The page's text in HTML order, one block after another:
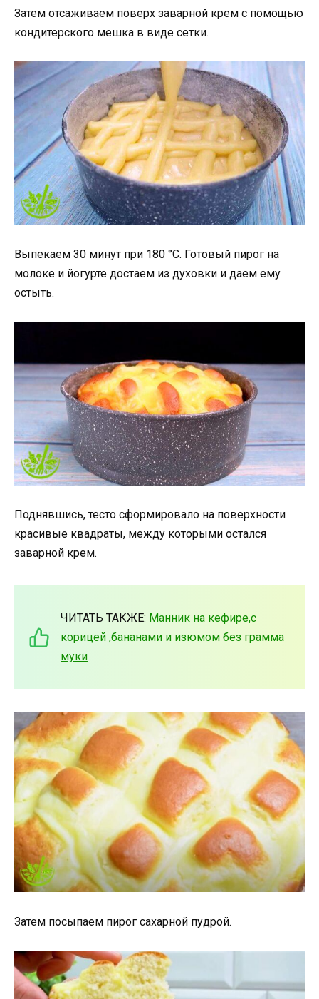
Затем отсаживаем поверх заварной крем с помощью
кондитерского мешка в виде сетки.
Выпекаем 30 минут при 180 °C. Готовый пирог на
молоке и йогурте достаем из духовки и даем ему
остыть.
Поднявшись, тесто сформировало на поверхности
красивые квадраты, между которыми остался
заварной крем.
ЧИТАТЬ ТАКЖЕ: Манник на кефире,с
корицей ,бананами и изюмом без грамма
муки
Затем посыпаем пирог сахарной пудрой.